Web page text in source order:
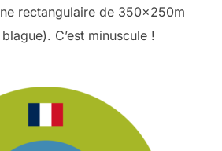
rectangulaire de 350x250m
C’est minuscule !